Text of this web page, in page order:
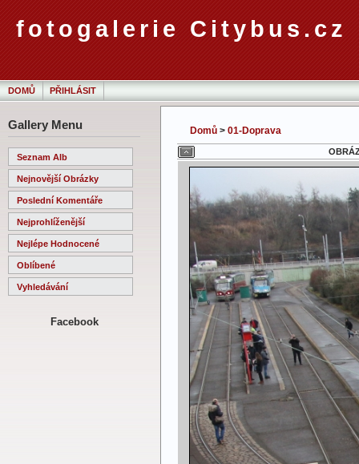
fotogalerie Citybus.cz
DOMŮ PŘIHLÁSIT
Gallery Menu
Seznam Alb
Nejnovější Obrázky
Poslední Komentáře
Nejprohlíženější
Nejlépe Hodnocené
Oblíbené
Vyhledávání
Facebook
Domů > 01-Doprava